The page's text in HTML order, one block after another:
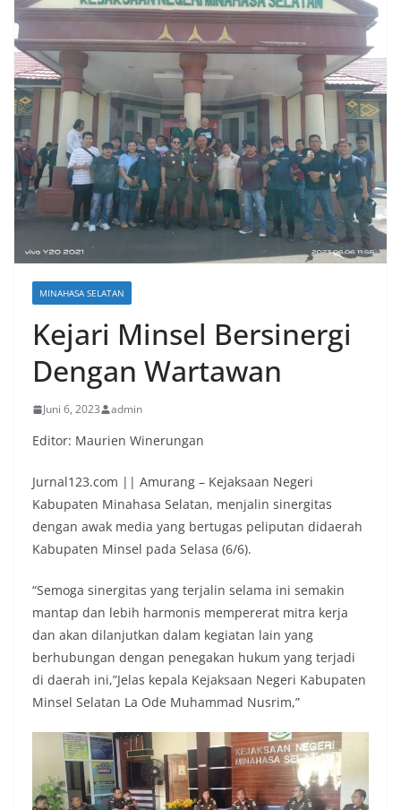
MINAHASA SELATAN
Kejari Minsel Bersinergi
Dengan Wartawan
Juni 6, 2023 admin
Editor: Maurien Winerungan
Jurnal123.com || Amurang – Kejaksaan Negeri
Kabupaten Minahasa Selatan, menjalin sinergitas
dengan awak media yang bertugas peliputan didaerah
Kabupaten Minsel pada Selasa (6/6).
“Semoga sinergitas yang terjalin selama ini semakin
mantap dan lebih harmonis mempererat mitra kerja
dan akan dilanjutkan dalam kegiatan lain yang
berhubungan dengan penegakan hukum yang terjadi
di daerah ini,”Jelas kepala Kejaksaan Negeri Kabupaten
Minsel Selatan La Ode Muhammad Nusrim,”